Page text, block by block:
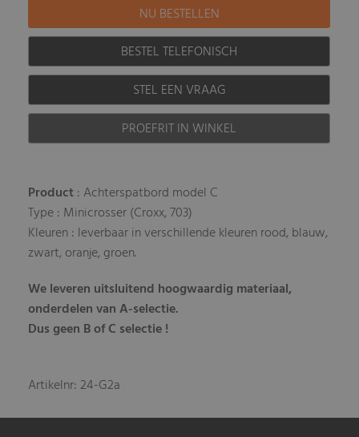
BESTEL TELEFONISCH
STEL EEN VRAAG
PROEFRIT IN WINKEL
Product: Achterspatbord model C
Type : Minicrosser (Croxx, 703)
Kleuren : leverbaar in verschillende kleuren rood, blauw,
zwart, oranje, groen.
We leveren uitsluitend hoogwaardig materiaal,
onderdelen van A-selectie.
Dus geen B of C selectie !
Artikelnr: 24-G2a